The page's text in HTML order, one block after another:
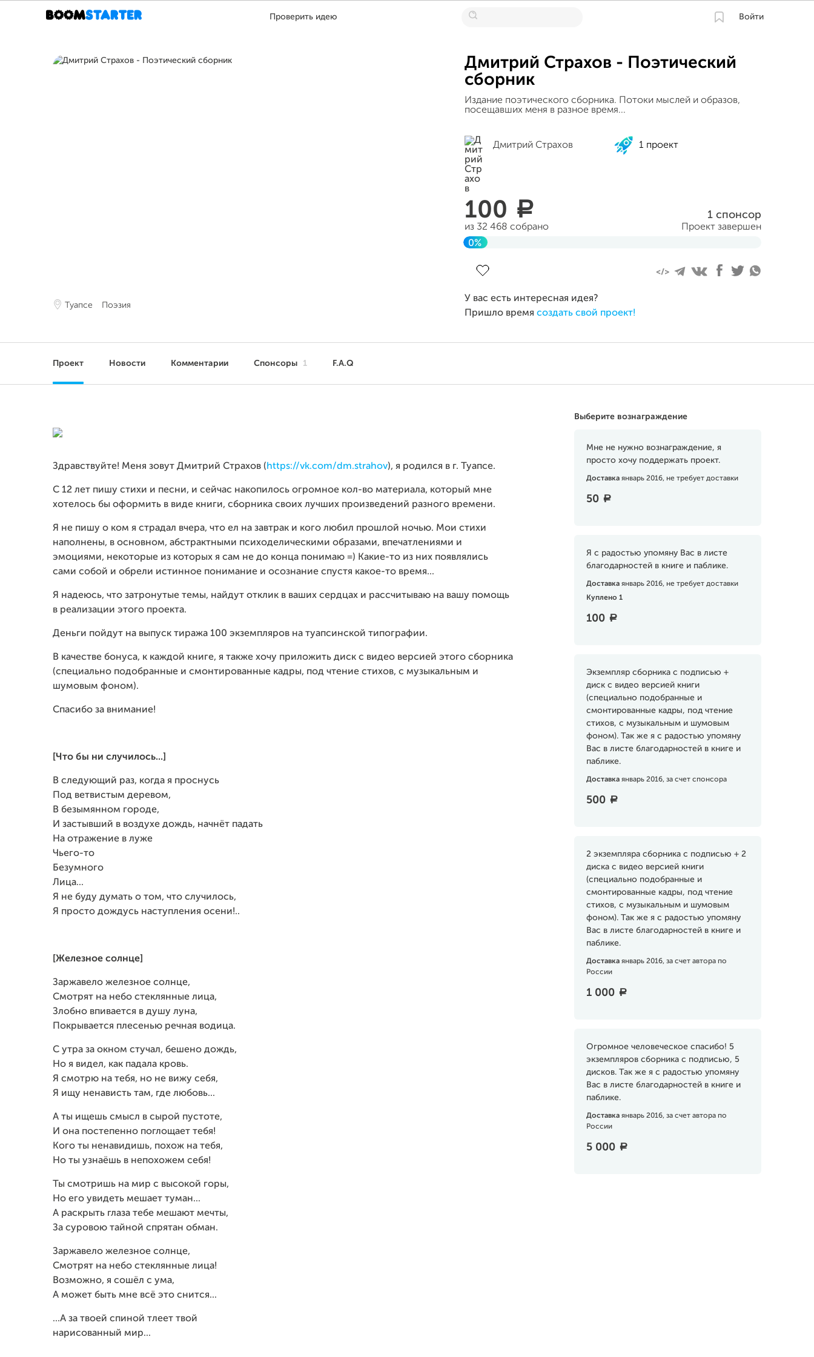
Проверить идею Войти
Туапсе Поэзия
Дмитрий Страхов - Поэтический
сборник
Издание поэтического сборника. Потоки мыслей и образов,
посещавших меня в разное время...
Дмитрий Страхов 1 проект
100 a
из 32 468 собрано
1 спонсор
Проект завершен
0%
У вас есть интересная идея?
Пришло время создать свой проект!
Проект Новости Комментарии Спонсоры 1 F.A.Q
Выберите вознаграждение
Мне не нужно вознаграждение, я
просто хочу поддержать проект.
Доставка январь 2016, не требует доставки
50 a
Я с радостью упомяну Вас в листе
благодарностей в книге и паблике.
Доставка январь 2016, не требует доставки
Куплено 1
100 a
Экземпляр сборника с подписью +
диск с видео версией книги
(специально подобранные и
смонтированные кадры, под чтение
стихов, с музыкальным и шумовым
фоном). Так же я с радостью упомяну
Вас в листе благодарностей в книге и
паблике.
Доставка январь 2016, за счет спонсора
500 a
2 экземпляра сборника с подписью + 2
диска с видео версией книги
(специально подобранные и
смонтированные кадры, под чтение
стихов, с музыкальным и шумовым
фоном). Так же я с радостью упомяну
Вас в листе благодарностей в книге и
паблике.
Доставка январь 2016, за счет автора по
России
1 000 a
Огромное человеческое спасибо! 5
экземпляров сборника с подписью, 5
дисков. Так же я с радостью упомяну
Вас в листе благодарностей в книге и
паблике.
Доставка январь 2016, за счет автора по
России
5 000 a
Здравствуйте! Меня зовут Дмитрий Страхов (https://vk.com/dm.strahov), я родился в г. Туапсе.
С 12 лет пишу стихи и песни, и сейчас накопилось огромное кол-во материала, который мне
хотелось бы оформить в виде книги, сборника своих лучших произведений разного времени.
Я не пишу о ком я страдал вчера, что ел на завтрак и кого любил прошлой ночью. Мои стихи
наполнены, в основном, абстрактными психоделическими образами, впечатлениями и
эмоциями, некоторые из которых я сам не до конца понимаю =) Какие-то из них появлялись
сами собой и обрели истинное понимание и осознание спустя какое-то время...
Я надеюсь, что затронутые темы, найдут отклик в ваших сердцах и рассчитываю на вашу помощь
в реализации этого проекта.
Деньги пойдут на выпуск тиража 100 экземпляров на туапсинской типографии.
В качестве бонуса, к каждой книге, я также хочу приложить диск с видео версией этого сборника
(специально подобранные и смонтированные кадры, под чтение стихов, с музыкальным и
шумовым фоном).
Спасибо за внимание!
[Что бы ни случилось...]
В следующий раз, когда я проснусь
Под ветвистым деревом,
В безымянном городе,
И застывший в воздухе дождь, начнёт падать
На отражение в луже
Чьего-то
Безумного
Лица...
Я не буду думать о том, что случилось,
Я просто дождусь наступления осени!..
[Железное солнце]
Заржавело железное солнце,
Смотрят на небо стеклянные лица,
Злобно впивается в душу луна,
Покрывается плесенью речная водица.
С утра за окном стучал, бешено дождь,
Но я видел, как падала кровь.
Я смотрю на тебя, но не вижу себя,
Я ищу ненависть там, где любовь...
А ты ищешь смысл в сырой пустоте,
И она постепенно поглощает тебя!
Кого ты ненавидишь, похож на тебя,
Но ты узнаёшь в непохожем себя!
Ты смотришь на мир с высокой горы,
Но его увидеть мешает туман...
А раскрыть глаза тебе мешают мечты,
За суровою тайной спрятан обман.
Заржавело железное солнце,
Смотрят на небо стеклянные лица!
Возможно, я сошёл с ума,
А может быть мне всё это снится...
...А за твоей спиной тлеет твой
нарисованный мир...